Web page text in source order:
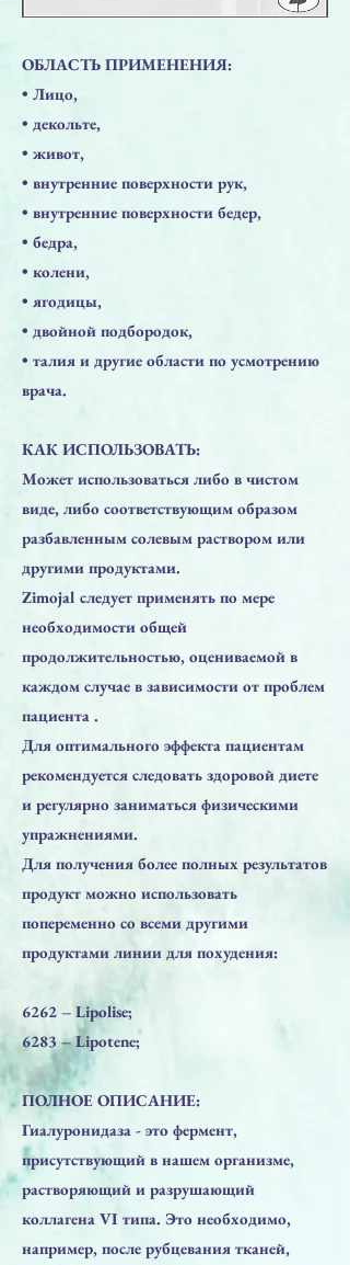
ОБЛАСТЬ ПРИМЕНЕНИЯ:
​• Лицо,
​• декольте,
​• живот,
​• внутренние поверхности рук,
​• внутренние поверхности бедер,
​• бедра,
​• колени,
​• ягодицы,
​• двойной подбородок,
​• талия и другие области по усмотрению
врача.
КАК ИСПОЛЬЗОВАТЬ:
Может использоваться либо в чистом
виде, либо соответствующим образом
разбавленным солевым раствором или
другими продуктами.
Zimojal следует применять по мере
необходимости общей
продолжительностью, оцениваемой в
каждом случае в зависимости от проблем
пациента .
Для оптимального эффекта пациентам
рекомендуется следовать здоровой диете
и регулярно заниматься физическими
упражнениями.
Для получения более полных результатов
продукт можно использовать
попеременно со всеми другими
продуктами линии для похудения:
6262 – Lipolise;
6283 – Lipotene;
ПОЛНОЕ ОПИСАНИЕ:
Гиалуронидаза - это фермент,
присутствующий в нашем организме,
растворяющий и разрушающий
коллагена VI типа. Это необходимо,
например, после рубцевания тканей,